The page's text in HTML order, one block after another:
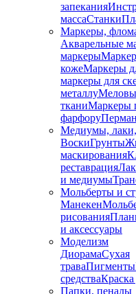
запекания
массаСтанки
Маркеры,
Акварельные
маркеры
кожеМаркеры
маркеры для
металлу
тканиМаркеры
фарфору
Медиумы,
ВоскиГрунты
маскирования
реставрация
и медиумы
Мольберты и
Манекен
рисования
и аксессуары
Моделизм
ДиорамаСухая
траваПигменты
средства
Папки, пеналы